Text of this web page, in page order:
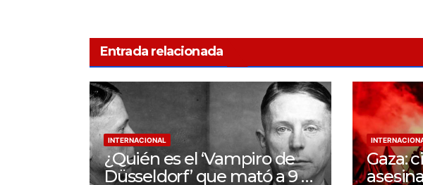
Entrada relacionada
INTERNACIONAL
¿Quién es el ‘Vampiro de
Düsseldorf’ que mató a 9 y
Gaza: